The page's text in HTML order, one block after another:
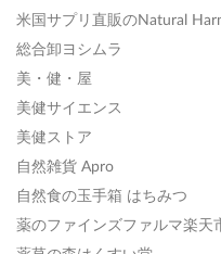
米国サプリ直販のNatural
総合卸ヨシムラ
美・健・屋
美健サイエンス
美健ストア
自然雑貨 Apro
自然食の玉手箱 はちみつ
薬のファインズファルマ楽天